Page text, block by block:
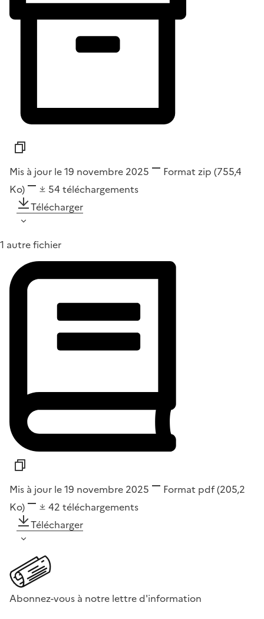
Mis à jour le 19 novembre 2025 Format zip (755,4
Ko)
54 téléchargements
Télécharger
1 autre fichier
Mis à jour le 19 novembre 2025 Format pdf(205,2
Ko)
42 téléchargements
Télécharger
Abonnez-vous à notre lettre d'information